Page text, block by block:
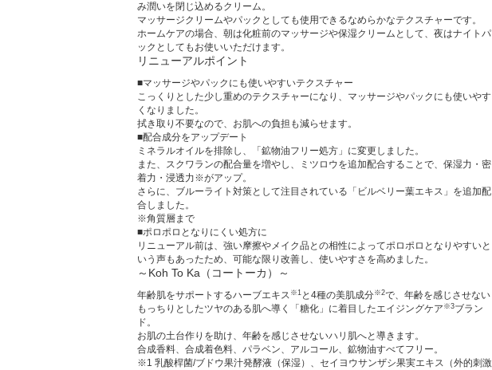
み潤いを閉じ込めるクリーム。
マッサージクリームやパックとしても使用できるなめらかなテクスチャーです。
ホームケアの場合、朝は化粧前のマッサージや保湿クリームとして、夜はナイトパ
ックとしてもお使いいただけます。
リニューアルポイント
■マッサージやパックにも使いやすいテクスチャー
こっくりとした少し重めのテクスチャーになり、マッサージやパックにも使いやす
くなりました。
拭き取り不要なので、お肌への負担も減らせます。
■配合成分をアップデート
ミネラルオイルを排除し、「鉱物油フリー処方」に変更しました。
また、スクワランの配合量を増やし、ミツロウを追加配合することで、保湿力・密
着力・浸透力※がアップ。
さらに、ブルーライト対策として注目されている「ビルベリー葉エキス」を追加配
合しました。
※角質層まで
■ポロポロとなりにくい処方に
リニューアル前は、強い摩擦やメイク品との相性によってポロポロとなりやすいと
いう声もあったため、可能な限り改善し、使いやすさを高めました。
～Koh To Ka（コートーカ）～
年齢肌をサポートするハーブエキス ※1 と4種の美肌成分※2で、年齢を感じさせない
もっちりとしたツヤのある肌へ導く「糖化」に着目したエイジングケア ※3ブラン
ド。
お肌の土台作りを助け、年齢を感じさせないハリ肌へと導きます。
合成香料、合成着色料、パラベン、アルコール、鉱物油すべてフリー。
※1 乳酸桿菌/ブドウ果汁発酵液（保湿）、セイヨウサンザシ果実エキス（外的刺激